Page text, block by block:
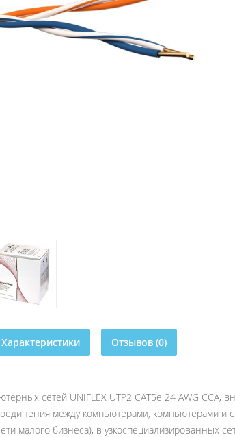
Характеристики Отзывов (0)
сетей UNIFLEX UTP2 CAT5e 24 AWG
между компьютерами, компьютерами
малого бизнеса), в узкоспециализированных